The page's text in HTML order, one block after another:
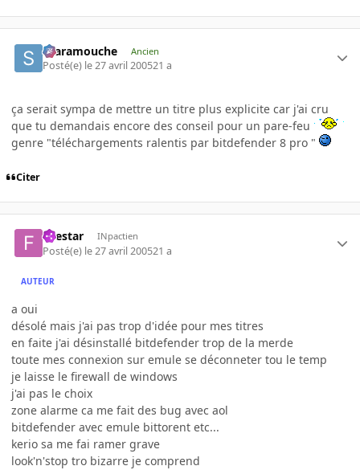
Scaramouche Ancien
Posté(e) le 27 avril 200521 a
ça serait sympa de mettre un titre plus explicite car j'ai cru
que tu demandais encore des conseil pour un pare-feu
genre "téléchargements ralentis par bitdefender 8 pro "
Citer
firestar INpactien
Posté(e) le 27 avril 200521 a
AUTEUR
a oui
désolé mais j'ai pas trop d'idée pour mes titres
en faite j'ai désinstallé bitdefender trop de la merde
toute mes connexion sur emule se déconneter tou le temp
je laisse le firewall de windows
j'ai pas le choix
zone alarme ca me fait des bug avec aol
bitdefender avec emule bittorent etc...
kerio sa me fai ramer grave
look'n'stop tro bizarre je comprend